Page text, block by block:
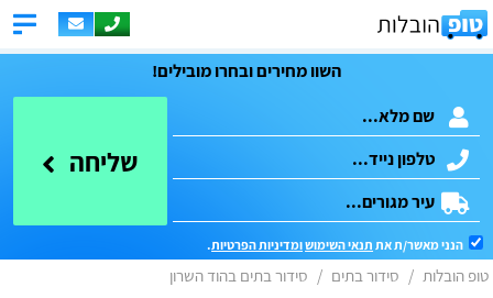
השוו מחירים ובחרו מובילים!
שליחה
הנני מאשר/ת את תנאי השימושומדיניות הפרטיות.
טופ הובלות סידור בתים סידור בתים בהוד השרון